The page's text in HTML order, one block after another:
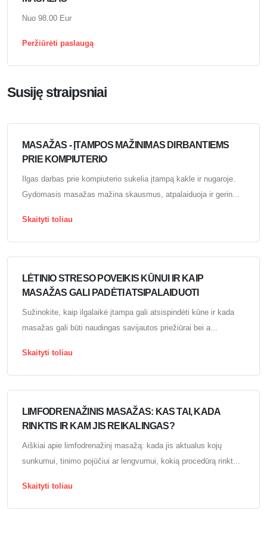
Nuo 98.00 Eur
Peržiūrėti paslaugą
Susiję straipsniai
MASAŽAS - ĮTAMPOS MAŽINIMAS DIRBANTIEMS
PRIE KOMPIUTERIO
Ilgas darbas prie kompiuterio sukelia įtampą kakle ir nugaroje.
Gydomasis masažas mažina skausmus, atpalaiduoja ir gerin...
Skaityti toliau
LĖTINIO STRESO POVEIKIS KŪNUI IR KAIP
MASAŽAS GALI PADĖTI ATSIPALAIDUOTI
Sužinokite, kaip ilgalaikė įtampa gali atsispindėti kūne ir kada
masažas gali būti naudingas savijautos priežiūrai bei a...
Skaityti toliau
LIMFODRENAŽINIS MASAŽAS: KAS TAI, KADA
RINKTIS IR KAM JIS REIKALINGAS?
Aiškiai apie limfodrenažinį masažą: kada jis aktualus kojų
sunkumui, tinimo pojūčiui ar lengvumui, kokią procedūrą rinkt...
Skaityti toliau